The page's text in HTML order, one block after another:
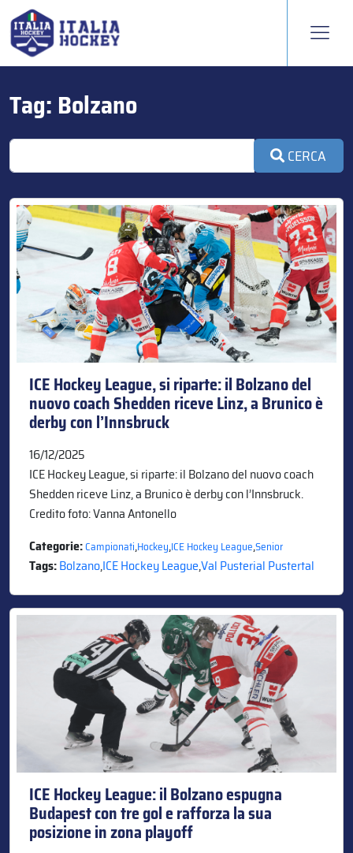
Tag: Bolzano
CERCA
ICE Hockey League, si riparte: il Bolzano del
nuovo coach Shedden riceve Linz, a Brunico è
derby con l’Innsbruck
16/12/2025
ICE Hockey League, si riparte: il Bolzano del nuovo coach
Shedden riceve Linz, a Brunico è derby con l’Innsbruck.
Credito foto: Vanna Antonello
Categorie:Campionati,Hockey,ICE Hockey League,Senior
Tags:Bolzano,ICE Hockey League,Val Pusterial Pustertal
ICE Hockey League: il Bolzano espugna
Budapest con tre gol e rafforza la sua
posizione in zona playoff